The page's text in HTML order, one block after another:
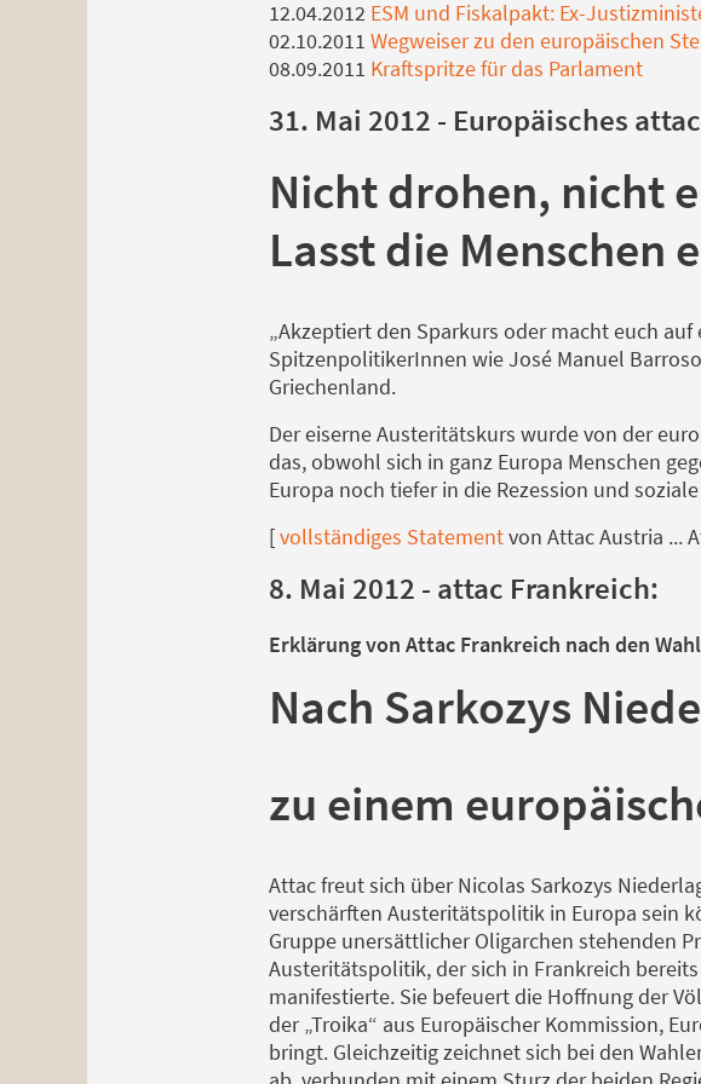
12.04.2012 ESM und Fiskalpakt: Ex-
02.10.2011 Wegweiser zu den europäischen
08.09.2011 Kraftspritze für das Parlament
31. Mai 2012 - Europäisches
Nicht drohen, nicht
Lasst die Menschen
„Akzeptiert den Sparkurs oder macht euch
SpitzenpolitikerInnen wie José Manuel
Griechenland.
Der eiserne Austeritätskurs wurde von der
das, obwohl sich in ganz Europa Menschen
Europa noch tiefer in die Rezession und
[vollständiges Statementvon Attac Austria ...
8. Mai 2012 - attac Frankreich:
Erklärung von Attac Frankreich nach den
Nach Sarkozys
zu einem
Attac freut sich über Nicolas Sarkozys
verschärften Austeritätspolitik in Europa sein
Gruppe unersättlicher Oligarchen stehenden
Austeritätspolitik, der sich in Frankreich
manifestierte. Sie befeuert die Hoffnung der
der „Troika“ aus Europäischer Kommission,
bringt. Gleichzeitig zeichnet sich bei den